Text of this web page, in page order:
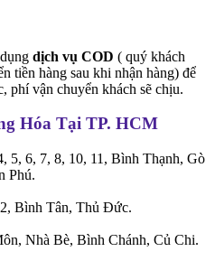
dịch vụ COD ( quý khách
tiền hàng sau khi nhận hàng) để
phí vận chuyển khách sẽ chịu.
Hóa Tại TP. HCM
5, 6, 7, 8, 10, 11, Bình Thạnh, Gò
Phú.
Bình Tân, Thủ Đức.
Nhà Bè, Bình Chánh, Củ Chi.